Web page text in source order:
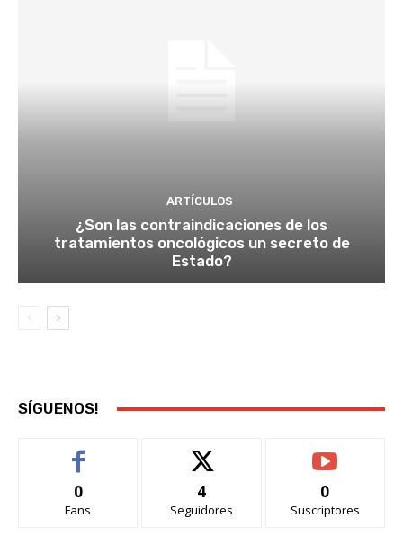
ARTÍCULOS
¿Son las contraindicaciones de los
tratamientos oncológicos un secreto de
Estado?
SÍGUENOS!
0
Fans
4
Seguidores
0
Suscriptores